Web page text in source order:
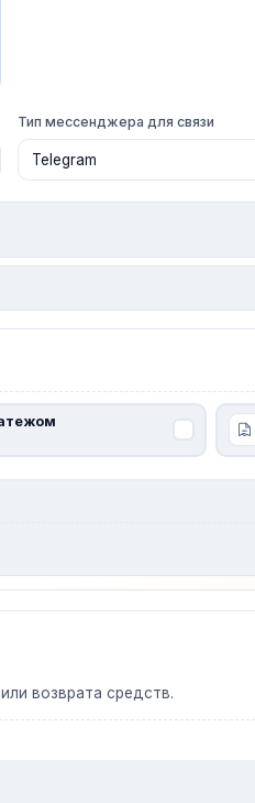
Тип мессенджера для связи
возврата средств.